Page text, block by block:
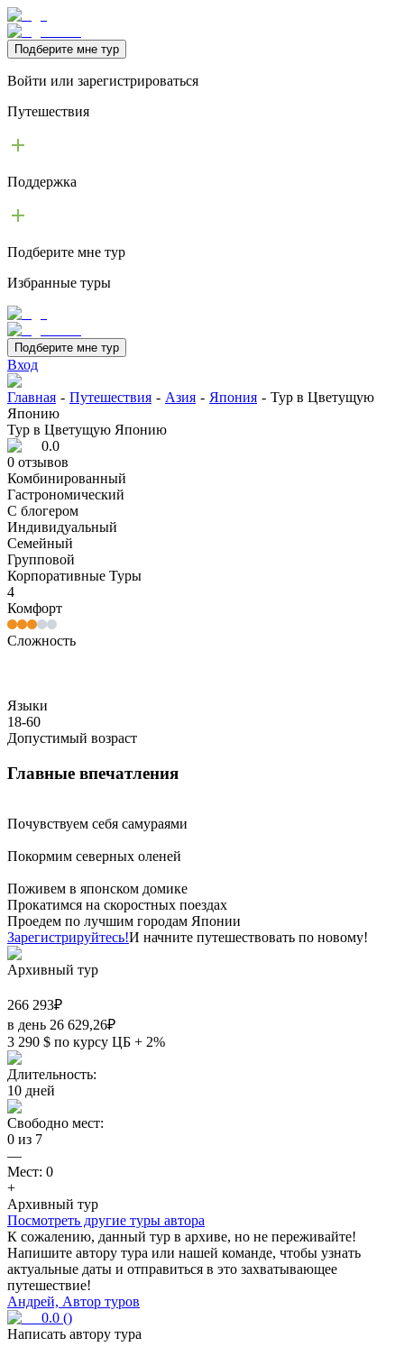
Подберите мне тур
Войти или зарегистрироваться
Путешествия
Поддержка
Подберите мне тур
Избранные туры
Подберите мне тур
Вход
Главная - Путешествия - Азия - Япония - Тур в Цветущую
Японию
Тур в Цветущую Японию
0.0
0 отзывов
Комбинированный
Гастрономический
С блогером
Индивидуальный
Семейный
Групповой
Корпоративные Туры
4
Комфорт
Сложность
Языки
18-60
Допустимый возраст
Главные впечатления
Почувствуем себя самураями
Покормим северных оленей
Поживем в японском домике
Прокатимся на скоростных поездах
Проедем по лучшим городам Японии
Зарегистрируйтесь!И начните путешествовать по новому!
Архивный тур
266 293₽
в день 26 629,26₽
3 290 $ по курсу ЦБ + 2%
Длительность:
10 дней
Свободно мест:
0 из 7
—
Мест: 0
+
Архивный тур
Посмотреть другие туры автора
К сожалению, данный тур в архиве, но не переживайте!
Напишите автору тура или нашей команде, чтобы узнать
актуальные даты и отправиться в это захватывающее
путешествие!
Андрей, Автор туров
0.0 ()
Написать автору тура